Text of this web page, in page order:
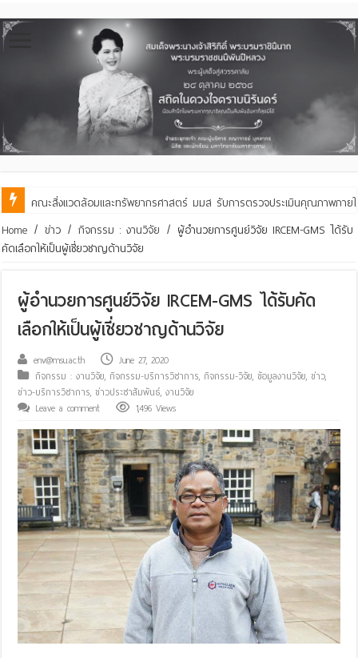
คณะสิ่งแวดล้อมและทรัพยากรศาสตร์ มมส รับการตรวจประเมินคุณภาพภาย
Home / ข่าว / กิจกรรม : งานวิจัย / ผู้อำนวยการศูนย์วิจัย IRCEM-GMS ได้รับ
คัดเลือกให้เป็นผู้เชี่ยวชาญด้านวิจัย
ผู้อำนวยการศูนย์วิจัย IRCEM-GMS ได้รับคัด
เลือกให้เป็นผู้เชี่ยวชาญด้านวิจัย
env@msu.ac.th
June 27, 2020
กิจกรรม : งานวิจัย,กิจกรรม-บริการวิชาการ,กิจกรรม-วิจัย,ข้อมูลงานวิจัย,ข่าว,
ข่าว-บริการวิชาการ,ข่าวประชาสัมพันธ์,งานวิจัย
Leave a comment
1,496 Views